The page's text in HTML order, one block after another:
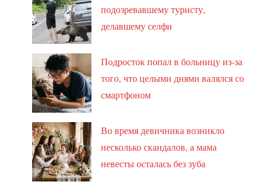
подозревавшему туристу,
делавшему селфи
Подросток попал в больницу из-за
того, что целыми днями валялся со
смартфоном
Во время девичника возникло
несколько скандалов, а мама
невесты осталась без зуба